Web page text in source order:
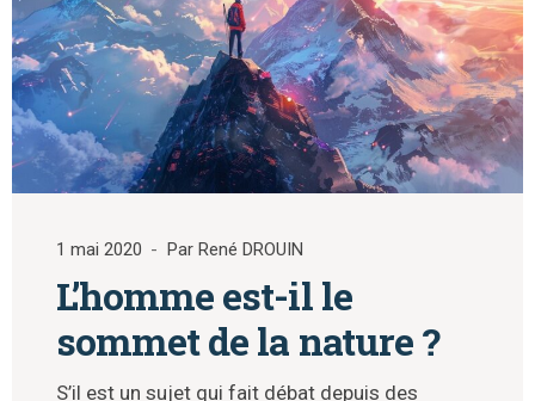
1 mai 2020 Par René DROUIN
L’homme est-il le
sommet de la nature ?
S’il est un sujet qui fait débat depuis des